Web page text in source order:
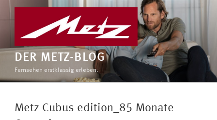
DER METZ-BLOG
Fernsehen erstklassig erleben.
Metz Cubus edition_85 Monate